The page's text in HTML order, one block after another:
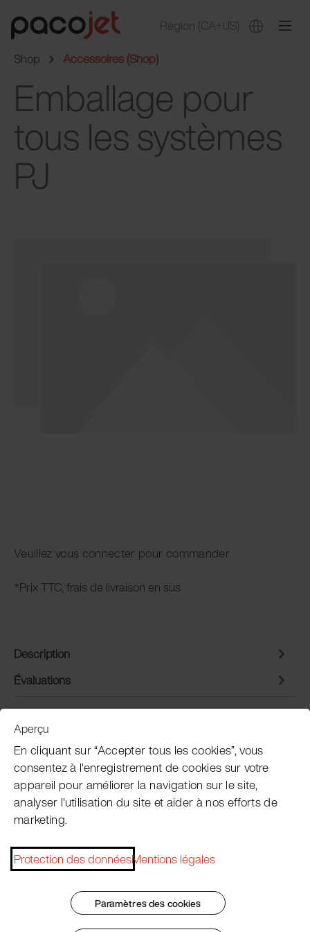
Region (CA+US)
Shop
Accessoires (Shop)
Emballage pour
tous les systèmes
PJ
Veuillez vous connecter pour commander
*Prix TTC, frais de livraison en sus
Description
Évaluations
Service clientèle
Subscribe Pacojet Newsletter
Would you like to be regularly updated on news, event
Aperçu
En cliquant sur “Accepter tous les cookies”, vous
consentez à l'enregistrement de cookies sur votre
appareil pour améliorer la navigation sur le site,
analyser l'utilisation du site et aider à nos efforts de
marketing.
Protection des donnéesMentions légales
Paramètres des cookies